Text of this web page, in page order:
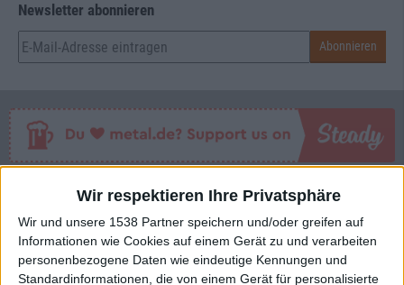
Wir respektieren Ihre Privatsphäre
Wir und unsere 1538 Partner speichern und/oder greifen auf
Informationen wie Cookies auf einem Gerät zu und verarbeiten
personenbezogene Daten wie eindeutige Kennungen und
Standardinformationen, die von einem Gerät für personalisierte
Newsletter abonnieren
Mehr zu Mork
BAND MORK
STILE BLACK METAL,BLACK'N'ROLL